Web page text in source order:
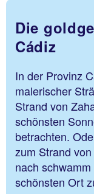
Die
Cádiz
In der Provinz
malerischer
Strand von
schönsten
betrachten.
zum Strand
nach
schönsten Ort